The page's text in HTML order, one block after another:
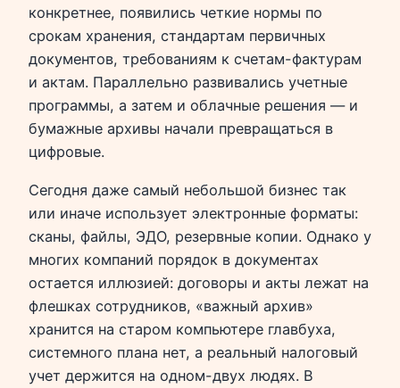
конкретнее, появились четкие нормы по
срокам хранения, стандартам первичных
документов, требованиям к счетам-фактурам
и актам. Параллельно развивались учетные
программы, а затем и облачные решения — и
бумажные архивы начали превращаться в
цифровые.
Сегодня даже самый небольшой бизнес так
или иначе использует электронные форматы:
сканы, файлы, ЭДО, резервные копии. Однако у
многих компаний порядок в документах
остается иллюзией: договоры и акты лежат на
флешках сотрудников, «важный архив»
хранится на старом компьютере главбуха,
системного плана нет, а реальный налоговый
учет держится на одном-двух людях. В